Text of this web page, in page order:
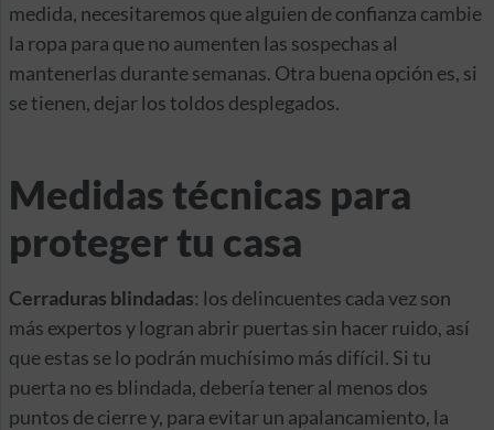
medida, necesitaremos que alguien de confianza cambie
la ropa para que no aumenten las sospechas al
mantenerlas durante semanas. Otra buena opción es, si
se tienen, dejar los toldos desplegados.
Medidas técnicas para
proteger tu casa
Cerraduras blindadas: los delincuentes cada vez son
más expertos y logran abrir puertas sin hacer ruido, así
que estas se lo podrán muchísimo más difícil. Si tu
puerta no es blindada, debería tener al menos dos
puntos de cierre y, para evitar un apalancamiento, la